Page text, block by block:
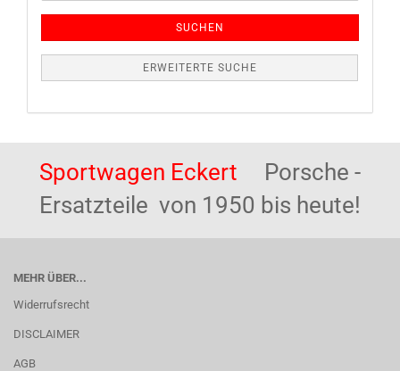
SUCHEN
ERWEITERTE SUCHE
Sportwagen Eckert Porsche -
Ersatzteile von 1950 bis heute!
MEHR ÜBER...
Widerrufsrecht
DISCLAIMER
AGB